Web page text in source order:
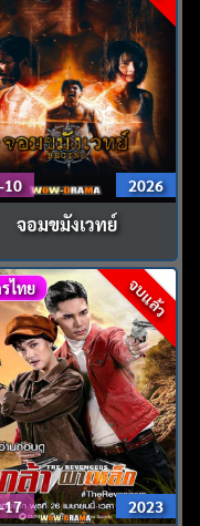
10 2026
จอมขมังเวทย์
จบแล้ว
ไทย
17 2023